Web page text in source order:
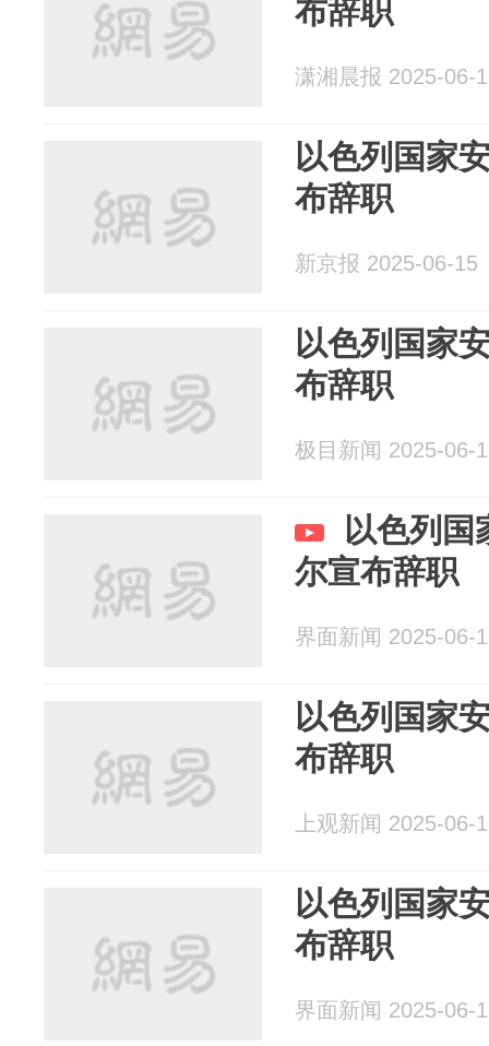
布辞职
潇湘晨报 2025-06-
以色列国家
布辞职
新京报 2025-06-15
以色列国家
布辞职
极目新闻 2025-06-
以色列国
尔宣布辞职
界面新闻 2025-06-
以色列国家
布辞职
上观新闻 2025-06-
以色列国家
布辞职
界面新闻 2025-06-